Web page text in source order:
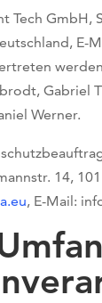
Tech GmbH,
E-
Gabriel
Werner.
14,
, E-Mail: